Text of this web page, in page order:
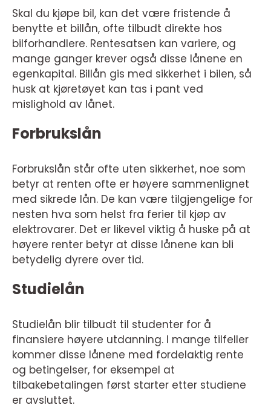
Skal du kjøpe bil, kan det være fristende å
benytte et billån, ofte tilbudt direkte hos
bilforhandlere. Rentesatsen kan variere, og
mange ganger krever også disse lånene en
egenkapital. Billån gis med sikkerhet i bilen, så
husk at kjøretøyet kan tas i pant ved
mislighold av lånet.
Forbrukslån
Forbrukslån står ofte uten sikkerhet, noe som
betyr at renten ofte er høyere sammenlignet
med sikrede lån. De kan være tilgjengelige for
nesten hva som helst fra ferier til kjøp av
elektrovarer. Det er likevel viktig å huske på at
høyere renter betyr at disse lånene kan bli
betydelig dyrere over tid.
Studielån
Studielån blir tilbudt til studenter for å
finansiere høyere utdanning. I mange tilfeller
kommer disse lånene med fordelaktig rente
og betingelser, for eksempel at
tilbakebetalingen først starter etter studiene
er avsluttet.